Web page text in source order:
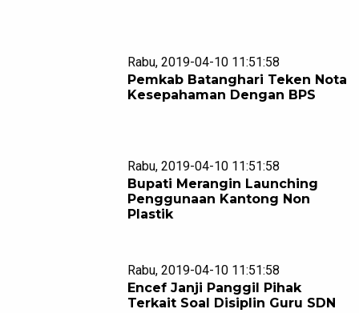
Rabu, 2019-04-10 11:51:58
Pemkab Batanghari Teken Nota
Kesepahaman Dengan BPS
Rabu, 2019-04-10 11:51:58
Bupati Merangin Launching
Penggunaan Kantong Non
Plastik
Rabu, 2019-04-10 11:51:58
Encef Janji Panggil Pihak
Terkait Soal Disiplin Guru SDN